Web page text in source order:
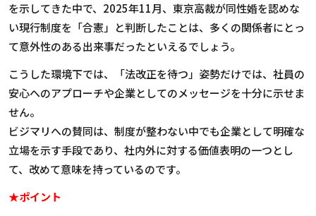
を示してきた中で、 2025年11月、東京高裁が同性婚を認めな
い現行制度を「合憲」と判断したことは、多くの関係者にとっ
て意外性のある出来事だったといえるでしょう。
こうした環境下では、「法改正を待つ」姿勢だけでは、社員の
安心へのアプローチや企業としてのメッセージを十分に示せま
せん。
ビジマリへの賛同は、制度が整わない中でも企業として明確な
立場を示す手段であり、社内外に対する価値表明の一つとし
て、改めて意味を持っているのです。
★ポイント